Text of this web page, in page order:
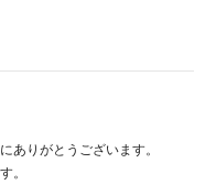
ありがとうございます。
。